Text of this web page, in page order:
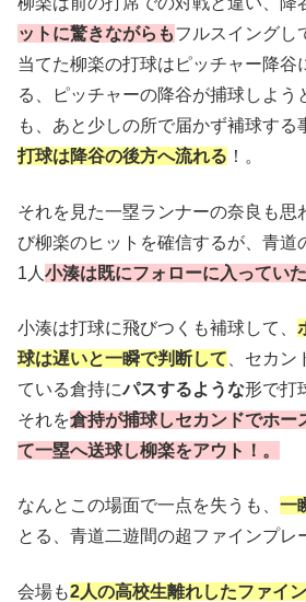
ットに驚きながらもフルスイングし
当てた柳楽の打球はピッチャー降谷
る、ピッチャーの降谷が捕球しよう
も、あと少しの所で届かず補球する
打球は降谷の後方へ流れる ！。
それを見た一塁ランナーの奈良も思
び柳楽のヒットを確信するが、青道
1人 小湊は既にフォローに入っていた
小湊は打球に飛びつくも補球して、
球は遅いと一瞬で判断して 、セカ
ている倉持にパスするような形で打
それを倉持が捕球しセカンドでホー
て一塁へ送球し柳楽をアウト ！ 。
なんとこの場面で一点を失うも、 一
とる、青道二遊間の超ファインプレ
会場も2人の高校生離れしたファイ